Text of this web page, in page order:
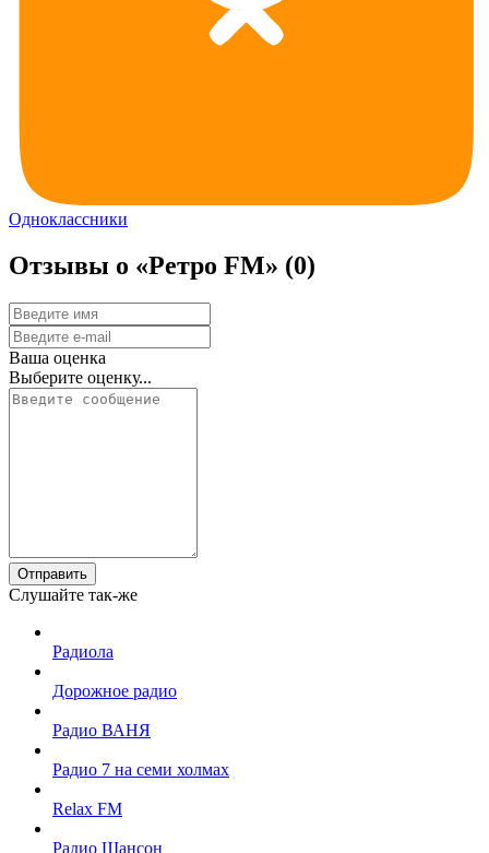
Одноклассники
Отзывы о «Ретро FM» (0)
Ваша оценка
Выберите оценку...
Отправить
Слушайте так-же
Радиола
Дорожное радио
Радио ВАНЯ
Радио 7 на семи холмах
Relax FM
Радио Шансон